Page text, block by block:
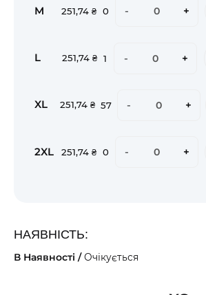
M 251,74 ₴ 0 - +
L 251,74 ₴ 1 - +
XL 251,74 ₴ 57 - +
2XL 251,74 ₴ 0 - +
НАЯВНІСТЬ:
В Наявності /Очікується